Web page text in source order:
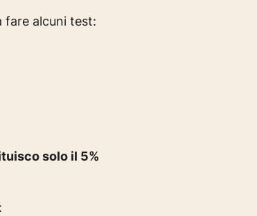
fare alcuni test:
solo il 5%